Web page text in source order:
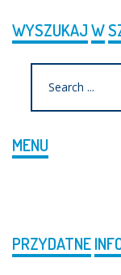
WYSZUKAJW
MENU
PRZYDATNE